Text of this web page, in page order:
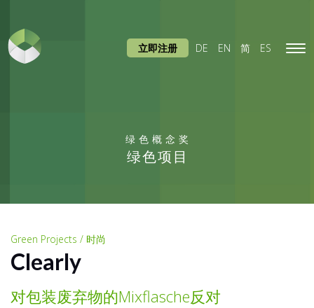
绿色概念奖
绿色项目
立即注册 DE EN 简 ES
Green Projects / 时尚
Clearly
对包装废弃物的Mixflasche反对